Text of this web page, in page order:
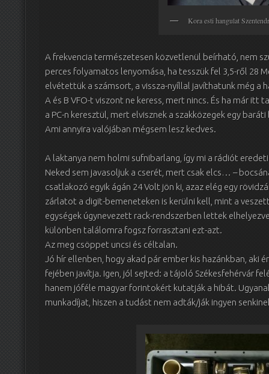
Kora esti hangulat
A frekvencia természetesen közvetlenül beírható, nem
perces folyamatos lenyomása, ha tesszük fel 3,5-ről 28
elvétettük a számsort, a vissza-nyíllal javíthatunk még a
A és B VFO-t viszont ne keress, mert nincs. És ha már itt
a PC-n keresztül, mert elvisznek a szakközegek egy
Ami annyira valójában mégsem lesz kedves.
A laktanya nem holmi sufnibarlang, így mi a rádiót
Neked sem javasoljuk a cserét, mert csak elcs… –
csatlakozó egyik ágán 24 Volt jön ki, azaz elég egy
zárlatot a digit-bemeneteken is kerülni kell, mint a
egységek úgynevezett rack-rendszerben lettek
különben találomra fogsz forrasztani ezt-azt.
Az meg csöppet uncsi és céltalan.
Jó hír ellenben, hogy akad pár ember kis hazánkban, aki
fejében javítja. Igen, jól sejted: a tájoló Székesfehérvár
hanem jóféle magyar forintokért kutatják a hibát.
munkadíjat, hiszen a tudást nem adták/ják ingyen